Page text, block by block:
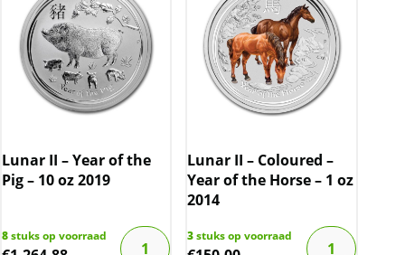
Lunar II – Year of the
Pig – 10 oz 2019
8stuks op voorraad
Lunar II – Coloured –
Year of the Horse – 1 oz
2014
3stuks op voorraad